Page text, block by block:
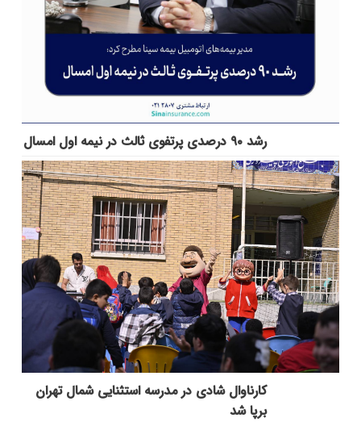
رشد ۹۰ درصدی پرتفوی ثالث در نیمه اول امسال
کارناوال شادی در مدرسه استثنایی شمال تهران
برپا شد